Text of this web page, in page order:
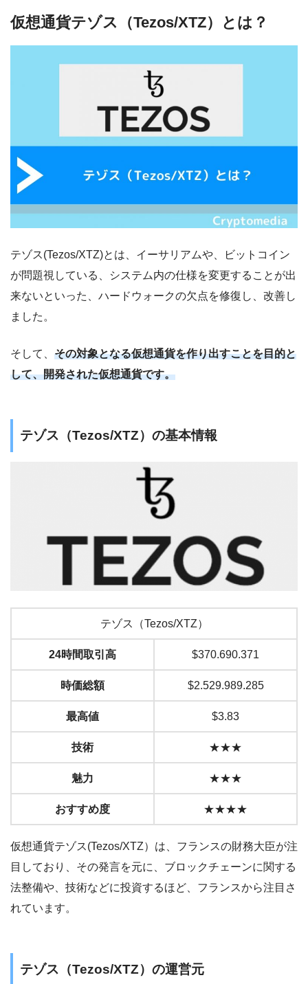
仮想通貨テゾス（Tezos/XTZ）とは？
テゾス(Tezos/XTZ)とは、イーサリアムや、ビットコイン
が問題視している、
システム内の仕様を変更することが出
来ないといった、ハードウォークの欠点を修復し、改善し
ました。
そして、 その対象となる仮想通貨を作り出すことを目的と
して、開発された仮想通貨です。
テゾス（Tezos/XTZ）の基本情報
テゾス（Tezos/XTZ）
24時間取引高 $370.690.371
時価総額 $2.529.989.285
最高値 $3.83
技術 ★★★
魅力 ★★★
おすすめ度 ★★★★
仮想通貨テゾス(Tezos/XTZ）は、フランスの財務大臣が注
目しており、その発言を元に、ブロックチェーンに関する
法整備や、技術などに投資するほど、フランスから注目さ
れています。
テゾス（Tezos/XTZ）の運営元